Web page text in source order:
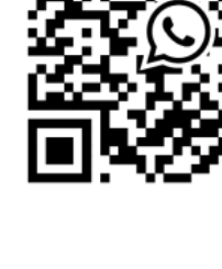
Lucca, Scuola
in
Liceo
ore 18 - Fiano
in
da mons.
ore 20.30 -
di don
in alcuni
alle ore
al